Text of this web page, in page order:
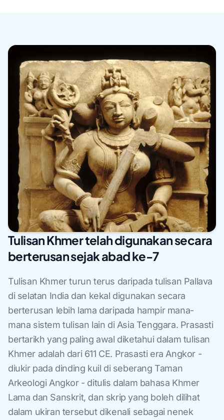
Tulisan Khmer telah digunakan secara
berterusan sejak abad ke-7
Tulisan Khmer turun terus daripada tulisan Pallava
di selatan India dan kekal digunakan secara
berterusan lebih lama daripada hampir mana-
mana sistem tulisan lain di Asia Tenggara. Prasasti
bertarikh yang paling awal diketahui dalam tulisan
Khmer adalah dari 611 CE. Prasasti era Angkor -
diukir pada dinding kuil di seberang Taman
Arkeologi Angkor - ditulis dalam bahasa Khmer
Lama dan Sanskrit, dan skrip yang boleh dilihat
dalam ukiran tersebut dikenali sebagai nenek